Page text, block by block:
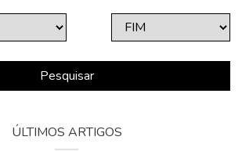
Pesquisar
ÚLTIMOS ARTIGOS